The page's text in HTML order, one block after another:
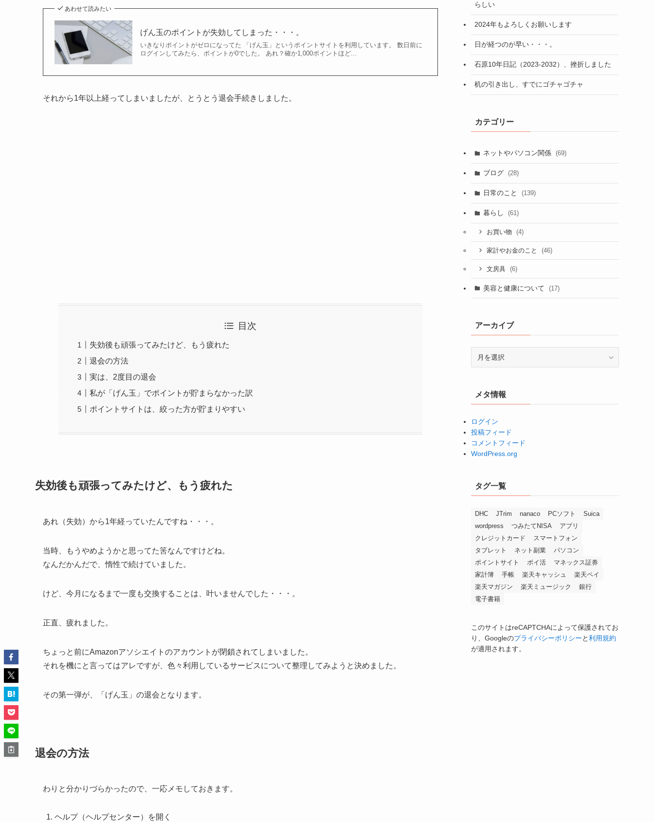
あわせて読みたい
げん玉のポイントが失効してしまった・・・。
いきなりポイントがゼロになってた 「げん玉」というポイントサイトを利用しています。 数日前に
ログインしてみたら、ポイントが0でした。 あれ？確か1,000ポイントほど...
それから1年以上経ってしまいましたが、とうとう退会手続きしました。
目次
失効後も頑張ってみたけど、もう疲れた
退会の方法
実は、2度目の退会
私が「げん玉」でポイントが貯まらなかった訳
ポイントサイトは、絞った方が貯まりやすい
失効後も頑張ってみたけど、もう疲れた
あれ（失効）から1年経っていたんですね・・・。
当時、もうやめようかと思ってた筈なんですけどね。
なんだかんだで、惰性で続けていました。
けど、今月になるまで一度も交換することは、叶いませんでした・・・。
正直、疲れました。
ちょっと前にAmazonアソシエイトのアカウントが閉鎖されてしまいました。
それを機にと言ってはアレですが、色々利用しているサービスについて整理してみようと決めました。
その第一弾が、「げん玉」の退会となります。
退会の方法
わりと分かりづらかったので、一応メモしておきます。
ヘルプ（ヘルプセンター）を開く
らしい
2024年もよろしくお願いします
日が経つのが早い・・・。
石原10年日記（2023-2032）、挫折しました
机の引き出し、すでにゴチャゴチャ
カテゴリー
ネットやパソコン関係 (69)
ブログ (28)
日常のこと (139)
暮らし (61)
お買い物 (4)
家計やお金のこと (46)
文房具 (6)
美容と健康について (17)
アーカイブ
ブメタ情報
ログイン
投稿フィード
コメントフィード
WordPress.org
タグ一覧
DHC JTrim nanaco PCソフト
Suica
wordpress
つみたてNISA
アプリ
クレジットカード
スマートフォン
タブレット
ネット副業
パソコン
ポイントサイト
ポイ活
マネックス証券
家計簿
手帳 楽天キャッシュ
楽天ペイ
楽天マガジン
楽天ミュージック
銀行
電子書籍
このサイトはreCAPTCHAによって保護されてお
り、Googleのプライバシーポリシーと利用規約
が適用されます。